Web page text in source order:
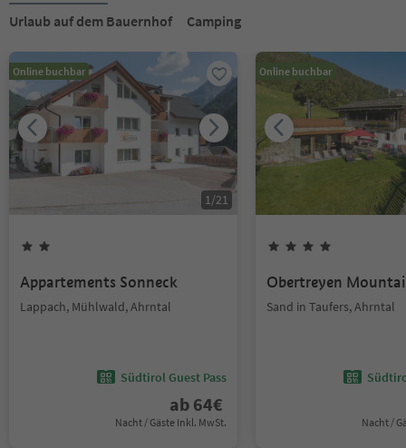
Urlaub auf dem Bauernhof
Camping
Online buchbar
1/21
Appartements Sonneck
Lappach, Mühlwald, Ahrntal
Südtirol Guest Pass
ab 64€
Nacht / Gäste Inkl. MwSt.
Online buchbar
Obertreyen
Sand in Taufers, Ahrntal
Nacht /